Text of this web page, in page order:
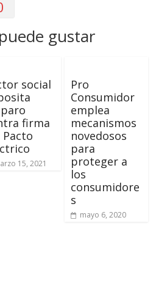
gustar
social
firma
Pacto
15, 2021
Pro
Consumidor
emplea
mecanismos
novedosos
para
proteger a
los
consumidore
s
mayo 6, 2020